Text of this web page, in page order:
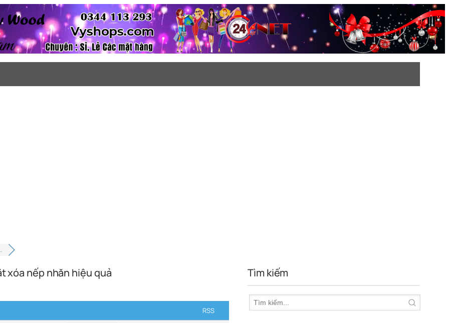
xóa nếp nhăn hiệu quả
RSS
Tìm kiếm